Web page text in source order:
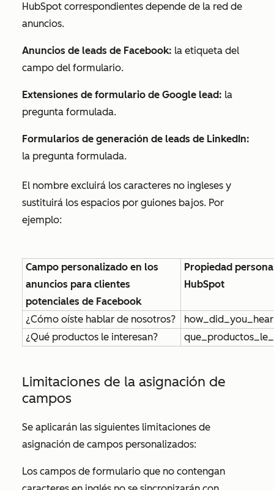
HubSpot correspondientes depende de la red de
anuncios.
Anuncios de leads de Facebook: la etiqueta del
campo del formulario.
Extensiones de formulario de Google lead: la
pregunta formulada.
Formularios de generación de leads de LinkedIn:
la pregunta formulada.
El nombre excluirá los caracteres no ingleses y
sustituirá los espacios por guiones bajos. Por
ejemplo:
Campo personalizado en los
anuncios para clientes
potenciales de Facebook
Propiedad
HubSpot
¿Cómo oíste hablar de nosotros?
¿Qué productos le interesan?
Limitaciones de la asignación de
campos
Se aplicarán las siguientes limitaciones de
asignación de campos personalizados:
Los campos de formulario que no contengan